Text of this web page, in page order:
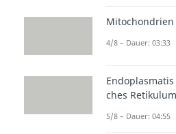
und zerstört
Keimenaber
unspezifisch ist.
Zur
Mitochondrien
4/8 – Dauer: 03:33
Endoplasmatis
ches Retikulum
5/8 – Dauer: 04:55